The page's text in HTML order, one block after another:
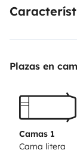
Plazas en
Camas 1
Cama litera